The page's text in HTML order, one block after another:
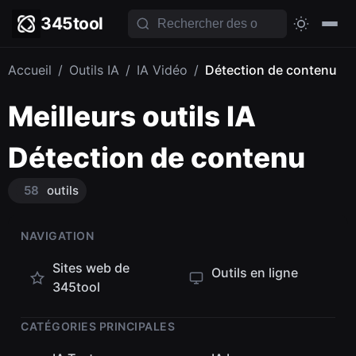
345tool
Accueil / Outils IA / IA Vidéo / Détection de contenu
Meilleurs outils IA
Détection de contenu
58 outils
NAVIGATION
Sites web de
345tool
Outils en ligne
CATÉGORIES PRINCIPALES